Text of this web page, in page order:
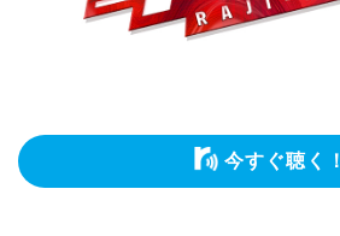
今すぐ聴く！